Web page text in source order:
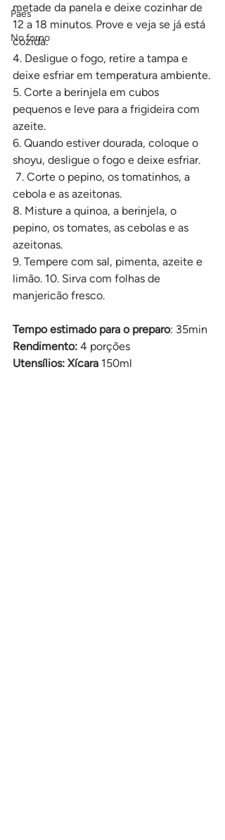
Pães
No forno
metade da panela e deixe cozinhar de
12 a 18 minutos. Prove e veja se já está
cozida.
4. Desligue o fogo, retire a tampa e
deixe esfriar em temperatura ambiente.
5. Corte a berinjela em cubos
pequenos e leve para a frigideira com
azeite.
6. Quando estiver dourada, coloque o
shoyu, desligue o fogo e deixe esfriar.
7. Corte o pepino, os tomatinhos, a
cebola e as azeitonas.
8. Misture a quinoa, a berinjela, o
pepino, os tomates, as cebolas e as
azeitonas.
9. Tempere com sal, pimenta, azeite e
limão. 10. Sirva com folhas de
manjericão fresco.
Tempo estimado para o preparo: 35min
Rendimento: 4 porções
Utensílios: Xícara 150ml